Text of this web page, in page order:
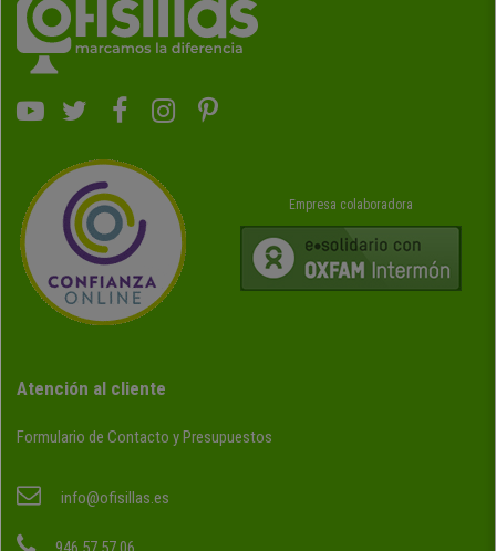
Empresa colaboradora
Atención al cliente
Formulario de Contacto y Presupuestos
info@ofisillas.es